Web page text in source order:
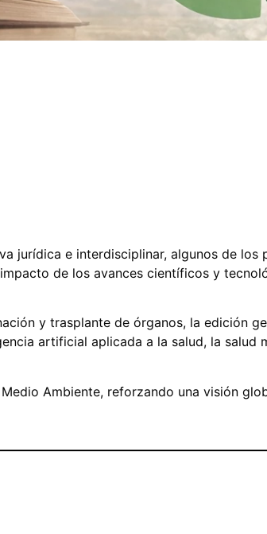
jurídica e interdisciplinar, algunos de los
de los avances científicos y
y trasplante de órganos, la edición
artificial aplicada a la salud, la salud
Ambiente, reforzando una visión